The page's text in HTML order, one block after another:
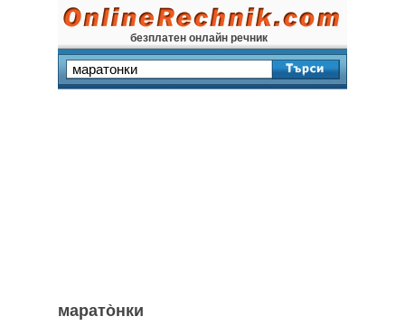
безплатен онлайн речник
марато̀нки